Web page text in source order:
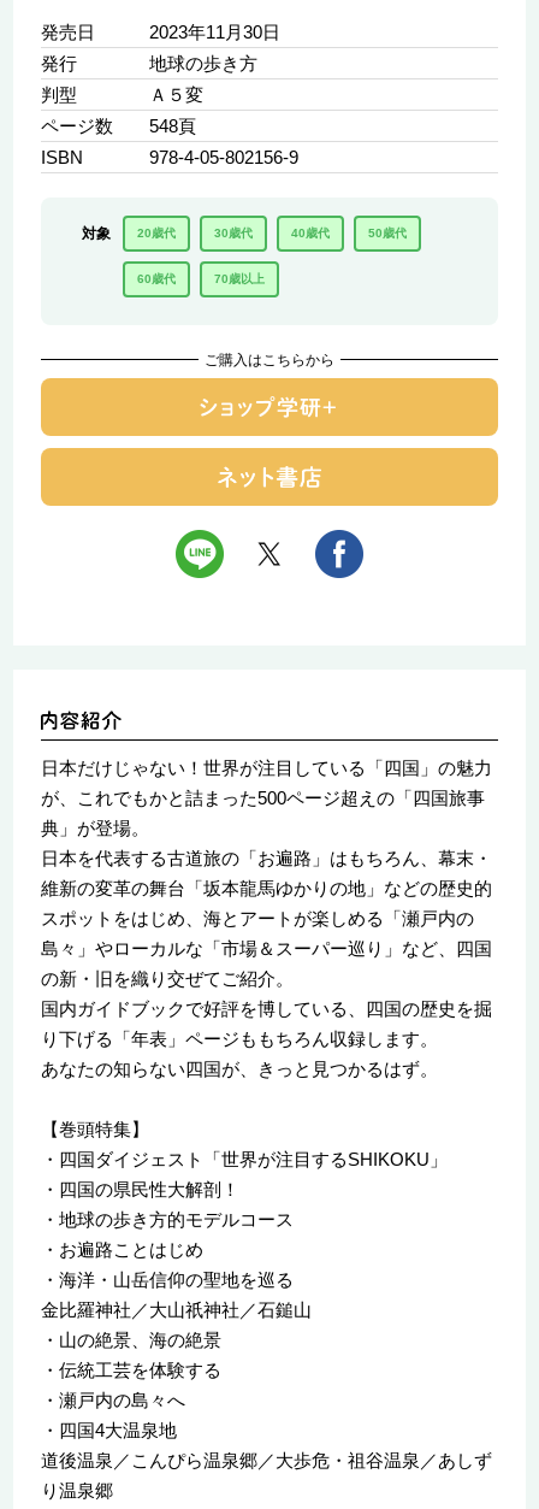
発売日
2023年11月30日
発行
地球の歩き方
判型
Ａ５変
ページ数
548頁
ISBN
978-4-05-802156-9
対象 20歳代 30歳代 40歳代 50歳代
60歳代 70歳以上
ご購入はこちらから
日本だけじゃない！世界が注目している「四国」の魅力
が、これでもかと詰まった500ページ超えの「四国旅事
典」が登場。
日本を代表する古道旅の「お遍路」はもちろん、幕末・
維新の変革の舞台「坂本龍馬ゆかりの地」などの歴史的
スポットをはじめ、海とアートが楽しめる「瀬戸内の
島々」やローカルな「市場＆スーパー巡り」など、四国
の新・旧を織り交ぜてご紹介。
国内ガイドブックで好評を博している、四国の歴史を掘
り下げる「年表」ページももちろん収録します。
あなたの知らない四国が、きっと見つかるはず。
【巻頭特集】
・四国ダイジェスト「世界が注目するSHIKOKU」
・四国の県民性大解剖！
・地球の歩き方的モデルコース
・お遍路ことはじめ
・海洋・山岳信仰の聖地を巡る
金比羅神社／大山祇神社／石鎚山
・山の絶景、海の絶景
・伝統工芸を体験する
・瀬戸内の島々へ
・四国4大温泉地
道後温泉／こんぴら温泉郷／大歩危・祖谷温泉／あしず
り温泉郷